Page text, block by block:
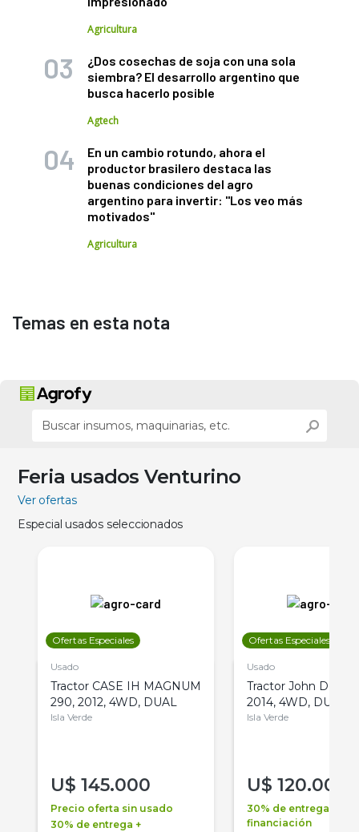
Agricultura
¿Dos cosechas de soja con una sola
siembra? El desarrollo argentino que
busca hacerlo posible
Agtech
En un cambio rotundo, ahora el
productor brasilero destaca las
buenas condiciones del agro
argentino para invertir: "Los veo más
motivados"
Agricultura
Temas en esta nota
Feria usados Venturino
Ver ofertas
Especial usados seleccionados
Ofertas Especiales
Usado
Tractor CASE IH MAGNUM
290, 2012, 4WD, DUAL
Isla Verde
U$ 145.000
Precio oferta sin usado
30% de entrega +
Ofertas Especiales
Usado
Tractor John Deere
2014, 4WD, DUAL
Isla Verde
U$ 120.000
30% de entrega +
financiación